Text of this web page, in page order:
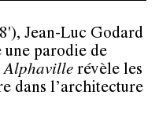
Jean-Luc Godard
parodie de
Alphaville révèle les
dans l’architecture